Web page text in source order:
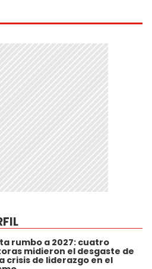
rumbo a 2027: cuatro
midieron el desgaste de
crisis de liderazgo en el